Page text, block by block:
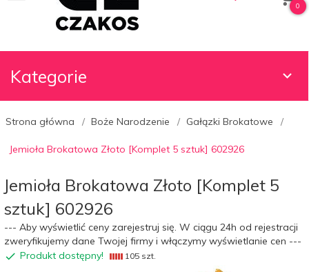
0
Kategorie
Strona główna Boże Narodzenie Gałązki Brokatowe
Jemioła Brokatowa Złoto [Komplet 5 sztuk] 602926
Jemioła Brokatowa Złoto [Komplet 5
sztuk] 602926
--- Aby wyświetlić ceny zarejestruj się. W ciągu 24h od rejestracji
zweryfikujemy dane Twojej firmy i włączymy wyświetlanie cen ---
Produkt dostępny!
105 szt.